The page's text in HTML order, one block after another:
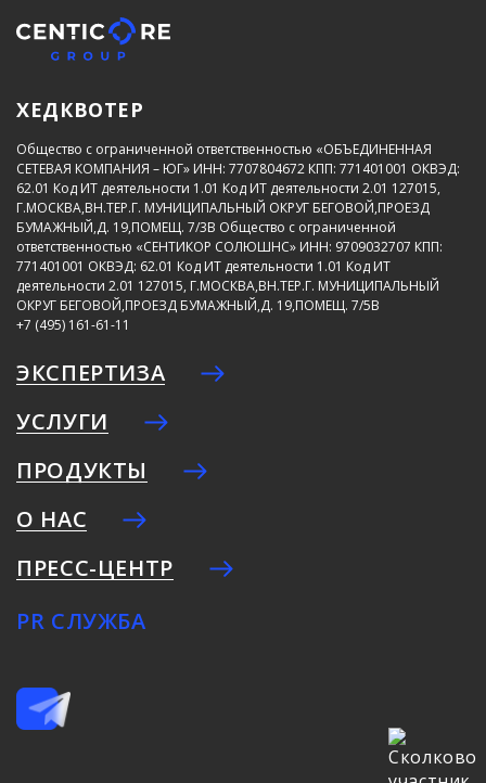
ХЕДКВОТЕР
Общество с ограниченной ответственностью «ОБЪЕДИНЕННАЯ
СЕТЕВАЯ КОМПАНИЯ – ЮГ» ИНН: 7707804672 КПП: 771401001 ОКВЭД:
62.01 Код ИТ деятельности 1.01 Код ИТ деятельности 2.01 127015,
Г.МОСКВА,ВН.ТЕР.Г. МУНИЦИПАЛЬНЫЙ ОКРУГ БЕГОВОЙ,ПРОЕЗД
БУМАЖНЫЙ,Д. 19,ПОМЕЩ. 7/3В Общество с ограниченной
ответственностью «СЕНТИКОР СОЛЮШНС» ИНН: 9709032707 КПП:
771401001 ОКВЭД: 62.01 Код ИТ деятельности 1.01 Код ИТ
деятельности 2.01 127015, Г.МОСКВА,ВН.ТЕР.Г. МУНИЦИПАЛЬНЫЙ
ОКРУГ БЕГОВОЙ,ПРОЕЗД БУМАЖНЫЙ,Д. 19,ПОМЕЩ. 7/5В
+7 (495) 161-61-11
ЭКСПЕРТИЗА
УСЛУГИ
ПРОДУКТЫ
О НАС
ПРЕСС-ЦЕНТР
PR СЛУЖБА